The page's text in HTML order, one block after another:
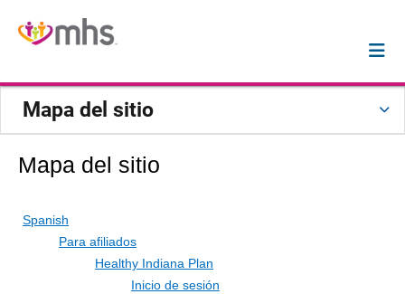
Mapa del sitio
Mapa del sitio
Spanish
Para afiliados
Healthy Indiana Plan
Inicio de sesión